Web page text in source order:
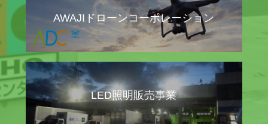
AWAJIドローンコーポレーション
LED照明販売事業